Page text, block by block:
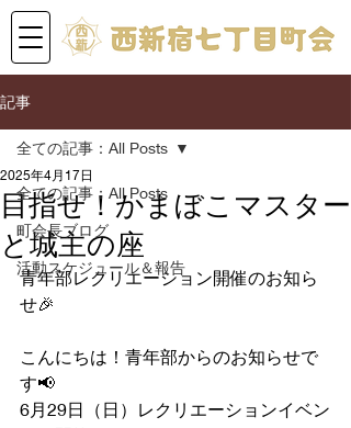
記事
全ての記事：All Posts
町会長ブログ
活動スケジュール＆報告
全ての記事：All Posts
目指せ！かまぼこマスター
と城主の座
2025年4月17日
青年部レクリエーション開催のお知ら
せ🎉
こんにちは！青年部からのお知らせで
す📢
6月29日（日）レクリエーションイベン